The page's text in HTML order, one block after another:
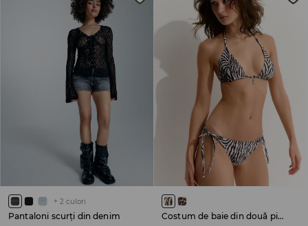
+ 2 culori
Pantaloni scurți din denim
Costum de baie din două piese